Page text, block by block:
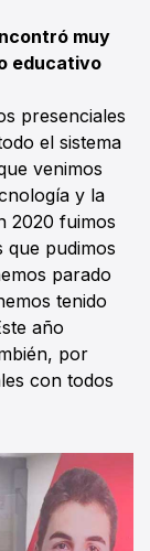
muy
educativo
presenciales
el sistema
venimos
y la
2020 fuimos
que pudimos
parado
tenido
año
por
con todos